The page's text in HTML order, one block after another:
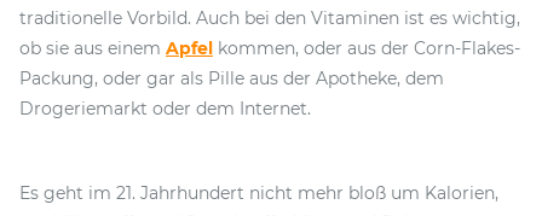
traditionelle Vorbild. Auch bei den Vitaminen ist es wichtig,
ob sie aus einem Apfel kommen, oder aus der Corn-Flakes-
Packung, oder gar als Pille aus der Apotheke, dem
Drogeriemarkt oder dem Internet.
Es geht im 21. Jahrhundert nicht mehr bloß um Kalorien,